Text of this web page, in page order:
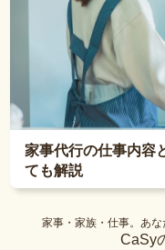
家事代行の仕事内容
ても解説
家事・家族・仕事。あな
CaSy